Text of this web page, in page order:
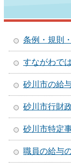
条例・規則­
すながわで
砂川市の給
砂川市行財
砂川市特定
職員の給与